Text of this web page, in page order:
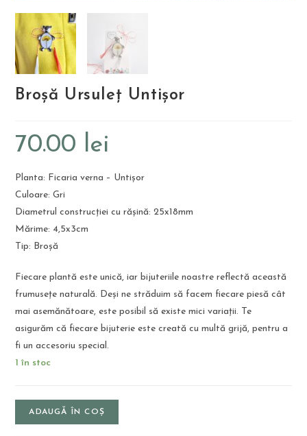
Broșă Ursuleț Untișor
70.00 lei
Planta: Ficaria verna – Untișor
Culoare: Gri
Diametrul construcției cu rășină: 25x18mm
Mărime: 4,5x3cm
Tip: Broșă
Fiecare plantă este unică, iar bijuteriile noastre reflectă această
frumusețe naturală. Deși ne străduim să facem fiecare piesă cât
mai asemănătoare, este posibil să existe mici variații. Te
asigurăm că fiecare bijuterie este creată cu multă grijă, pentru a
fi un accesoriu special.
1 în stoc
ADAUGĂ ÎN COȘ